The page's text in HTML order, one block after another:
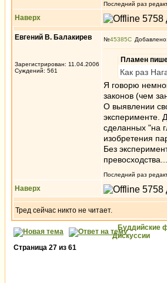
Последний раз
Наверх
Евгений В. Балакирев
Зарегистрирован: 11.04.2006
Суждений: 561
№45385
Пламен
Как раз
Я говорю
законов (чем
О выявлении
эксперименте.
сделанных "на
изобретения
Без
превосходства...
Последний раз
Наверх
Тред сейчас никто не читает.
Буддийские
Дискуссии
Страница 27 из 61